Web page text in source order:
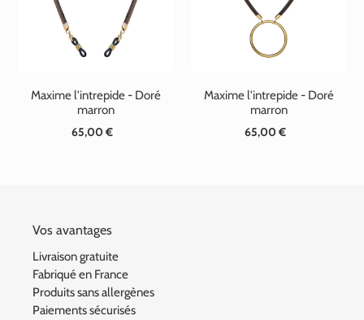
Maxime l'intrepide - Doré
marron
Prix
65,00 €
Maxime l'intrepide - Doré
marron
Prix
65,00 €
Vos avantages
Livraison gratuite
Fabriqué en France
Produits sans allergènes
Paiements sécurisés